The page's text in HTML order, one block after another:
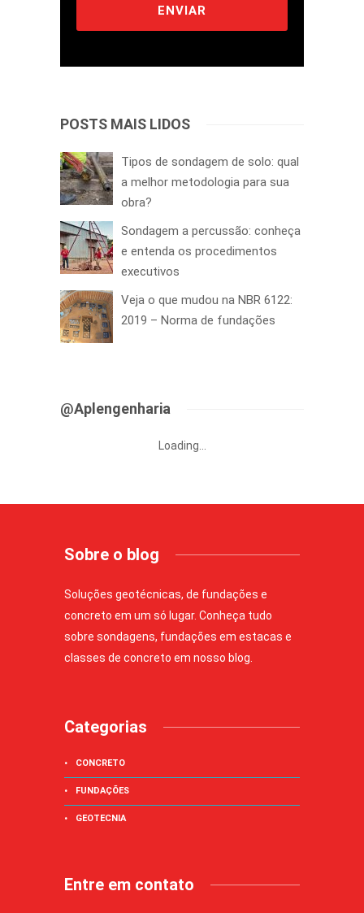
POSTS MAIS LIDOS
Tipos de sondagem de solo: qual
a melhor metodologia para sua
obra?
Sondagem a percussão: conheça
e entenda os procedimentos
executivos
Veja o que mudou na NBR 6122:
2019 – Norma de fundações
@Aplengenharia
Loading...
Sobre o blog
Soluções geotécnicas, de fundações e
concreto em um só lugar. Conheça tudo
sobre sondagens, fundações em estacas e
classes de concreto em nosso blog.
Categorias
CONCRETO
FUNDAÇÕES
GEOTECNIA
Entre em contato